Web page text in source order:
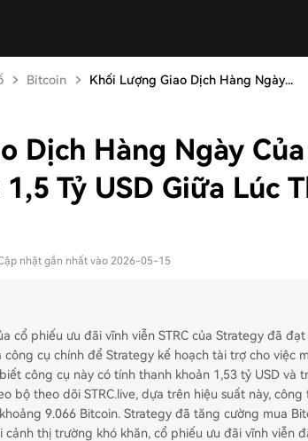
Bitcoin Khối Lượng Giao Dịch Hàng Ngày...
Dịch Hàng Ngày Của
Tỷ USD Giữa Lúc
nhật gần nhất vào 2026-05-15
cổ phiếu ưu đãi vĩnh viễn STRC của Strategy đã
công cụ chính để Strategy kế hoạch tài trợ cho việc
công cụ này có tính thanh khoản 1,53 tỷ USD và
bộ theo dõi STRC.live, dựa trên hiệu suất này,
9.066 Bitcoin. Strategy đã tăng cường mua
thị trường khó khăn, cổ phiếu ưu đãi vĩnh viễn